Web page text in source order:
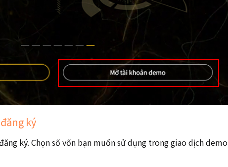
ký
ký. Chọn số vốn bạn muốn sử dụng trong giao dịch demo